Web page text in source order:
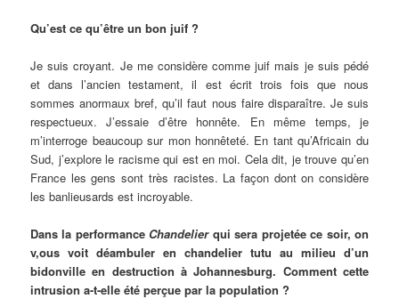
Qu’est ce qu’être un bon juif ?
Je suis croyant. Je me considère comme juif mais je suis pédé
et dans l’ancien testament, il est écrit trois fois que nous
sommes anormaux bref, qu’il faut nous faire disparaître. Je suis
respectueux. J’essaie d’être honnête. En même temps, je
m’interroge beaucoup sur mon honnêteté. En tant qu’Africain du
Sud, j’explore le racisme qui est en moi. Cela dit, je trouve qu’en
France les gens sont très racistes. La façon dont on considère
les banlieusards est incroyable.
Dans la performance Chandelierqui sera projetée ce soir, on
v,ous voit déambuler en chandelier tutu au milieu d’un
bidonville en destruction à Johannesburg. Comment cette
intrusion a-t-elle été perçue par la population ?